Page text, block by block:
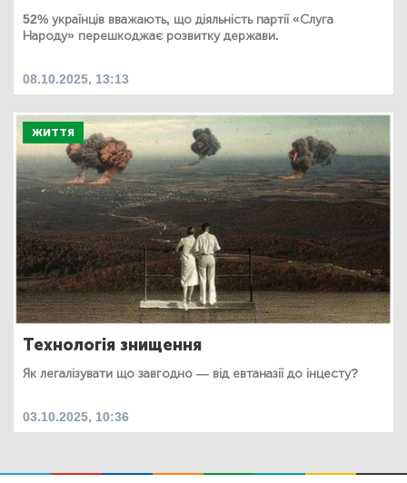
52% українців вважають, що діяльність партії «Слуга
Народу» перешкоджає розвитку держави.
08.10.2025, 13:13
ЖИТТЯ
Технологія знищення
Як легалізувати що завгодно — від евтаназії до інцесту?
03.10.2025, 10:36